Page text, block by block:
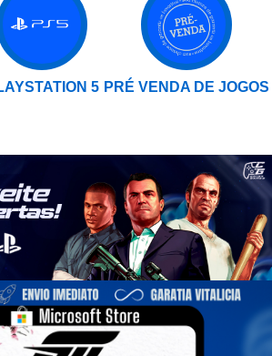
5 PRÉ VENDA DE JOGOS